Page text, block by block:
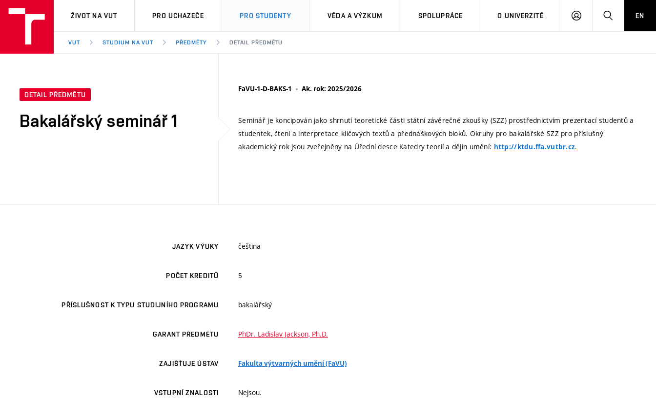
VUT
ŽIVOT NA VUT PRO UCHAZEČE PRO STUDENTY VĚDA A VÝZKUM SPOLUPRÁCE O UNIVERZITĚ
PŘIHLÁSIT HLEDATEN
VUT STUDIUM NA VUT PŘEDMĚTY DETAIL PŘEDMĚTU
DETAIL PŘEDMĚTU
Bakalářský seminář 1
FaVU-1-D-BAKS-1 Ak. rok: 2025/2026
Seminář je koncipován jako shrnutí teoretické části státní závěrečné zkoušky (SZZ) prostřednictvím prezentací studentů a
studentek, čtení a interpretace klíčových textů a přednáškových bloků. Okruhy pro bakalářské SZZ pro příslušný
akademický rok jsou zveřejněny na Úřední desce Katedry teorií a dějin umění: http://ktdu.ffa.vutbr.cz.
JAZYK VÝUKY čeština
POČET KREDITŮ 5
PŘÍSLUŠNOST K TYPU STUDIJNÍHO PROGRAMU bakalářský
GARANT PŘEDMĚTU PhDr. Ladislav Jackson, Ph.D.
ZAJIŠŤUJE ÚSTAV Fakulta výtvarných umění (FaVU)
VSTUPNÍ ZNALOSTI Nejsou.